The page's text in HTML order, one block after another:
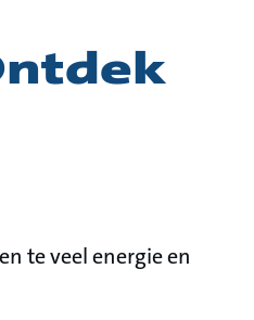
te veel energie en